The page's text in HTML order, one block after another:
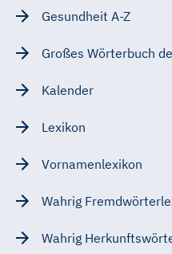
Gesundheit A-Z
Großes Wörterbuch
Kalender
Lexikon
Vornamenlexikon
Wahrig
Wahrig